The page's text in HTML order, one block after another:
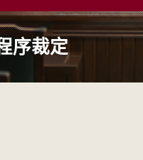
序裁定